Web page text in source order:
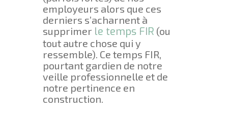
employeurs alors que ces
derniers s’acharnent à
supprimer le temps FIR (ou
tout autre chose qui y
ressemble). Ce temps FIR,
pourtant gardien de notre
veille professionnelle et de
notre pertinence en
construction.